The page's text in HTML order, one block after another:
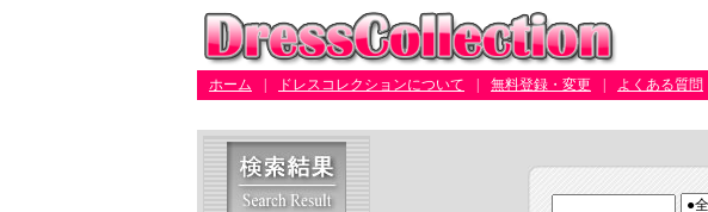
ホーム ドレスコレクションについて 無料登録・変更 よくある質問